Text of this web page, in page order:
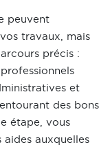
peuvent
travaux, mais
précis :
et
des bons
étape, vous
aides auxquelles